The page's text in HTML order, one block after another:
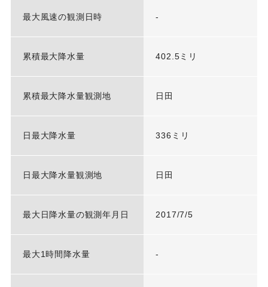
最大風速の観測日時 -
累積最大降水量 402.5ミリ
累積最大降水量観測地 日田
日最大降水量 336ミリ
日最大降水量観測地 日田
最大日降水量の観測年月日 2017/7/5
最大1時間降水量 -